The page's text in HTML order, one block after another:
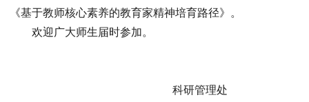
《基于教师核心素养的教育家精神培育路径》。
欢迎广大师生届时参加。
科研管理处